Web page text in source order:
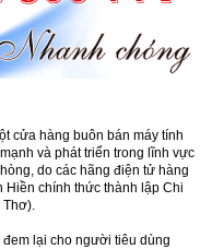
cửa hàng buôn bán máy tính
và phát triển trong lĩnh vực
do các hãng điện tử hàng
Hiền chính thức thành lập Chi
Thơ).
lại cho người tiêu dùng